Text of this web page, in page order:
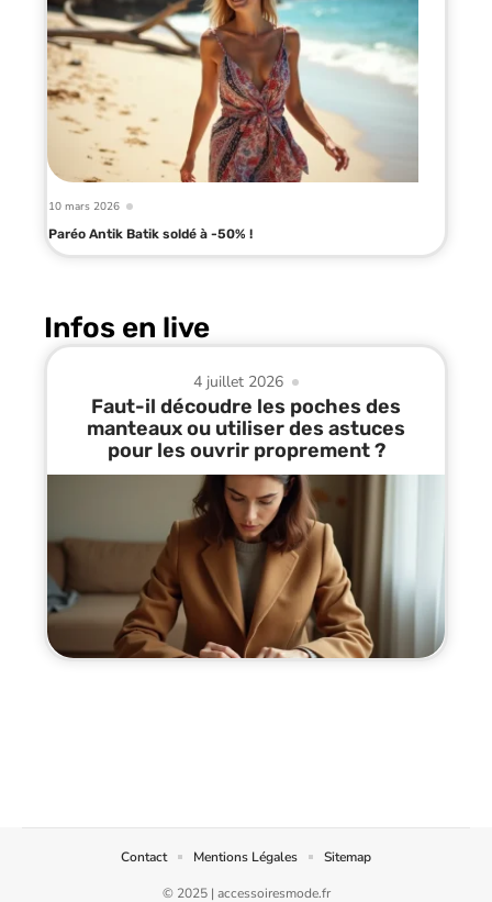
10 mars 2026
Paréo Antik Batik soldé à -50% !
Infos en live
4 juillet 2026
Faut-il découdre les poches des
manteaux ou utiliser des astuces
pour les ouvrir proprement ?
© 2025 | accessoiresmode.fr
Contact Mentions Légales Sitemap